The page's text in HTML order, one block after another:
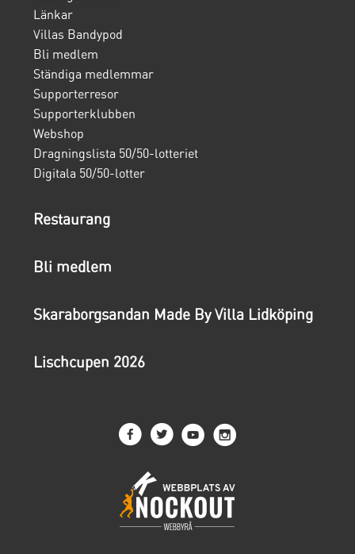
Länkar
Villas Bandypod
Bli medlem
Ständiga medlemmar
Supporterresor
Supporterklubben
Webshop
Dragningslista 50/50-lotteriet
Digitala 50/50-lotter
Restaurang
Bli medlem
Skaraborgsandan Made By Villa Lidköping
Lischcupen 2026